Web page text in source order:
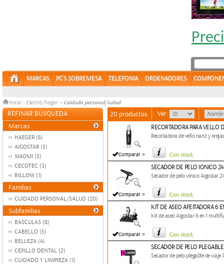
MARCAS PC'S SOBREMESA TELEFONIA ORDENADORES
Inicio > Electro/hogar » Cuidado personal/salud
REFINAR BÚSQUEDA
Marcas
HAEGER (6)
AIGOSTAR (5)
XIAOMI (5)
CECOTEC (3)
BILLOW (1)
Familias
CUIDADO PERSONAL/SALUD (20)
Subfamilias
BASCULAS (8)
CABELLO (5)
BELLEZA (4)
CEPILLO DENTAL (2)
CUIDADO Y LIMPIEZA (1)
20 productos Ver:
Comparar »
RECORTADORA PARA VELLO
Recortadora de vello nariz y
Con stock
Comparar »
SECADOR DE PELO IONICO
Secador de pelo iónico Aigostar
Con stock
Comparar »
KIT DE ASEO AFEITADORA 6
Kit de aseo Aigostar 6 en 1
Con stock
SECADOR DE PELO
Secador de pelo plegable de